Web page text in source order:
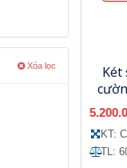
Xóa lọc
Két
KT:
TL: